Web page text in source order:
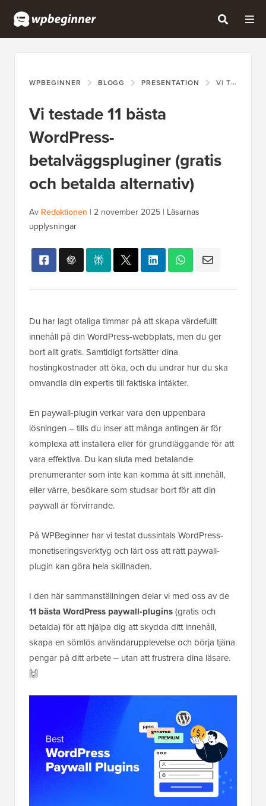
WPBEGINNER BLOGG PRESENTATION VI TESTADE 11 BÄSTA WORDPRESS-BETALVÄGGSPLUGINER (GRATIS OCH BETALDA ALTERNATIV)
Vi testade 11 bästa
WordPress-
betalväggspluginer (gratis
och betalda alternativ)
Av Redaktionen | 2 november 2025 | Läsarnas
upplysningar
Du har lagt otaliga timmar på att skapa värdefullt
innehåll på din WordPress-webbplats, men du ger
bort allt gratis. Samtidigt fortsätter dina
hostingkostnader att öka, och du undrar hur du ska
omvandla din expertis till faktiska intäkter.
En paywall-plugin verkar vara den uppenbara
lösningen – tills du inser att många antingen är för
komplexa att installera eller för grundläggande för att
vara effektiva. Du kan sluta med betalande
prenumeranter som inte kan komma åt sitt innehåll,
eller värre, besökare som studsar bort för att din
paywall är förvirrande.
På WPBeginner har vi testat dussintals WordPress-
monetiseringsverktyg och lärt oss att rätt paywall-
plugin kan göra hela skillnaden.
I den här sammanställningen delar vi med oss av de
11 bästa WordPress paywall-plugins(gratis och
betalda) för att hjälpa dig att skydda ditt innehåll,
skapa en sömlös användarupplevelse och börja tjäna
pengar på ditt arbete – utan att frustrera dina läsare.
🙌